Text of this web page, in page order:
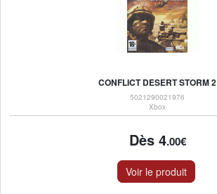
CONFLICT DESERT STORM 2
5021290021976
Xbox
Dès 4.00€
Voir le produit